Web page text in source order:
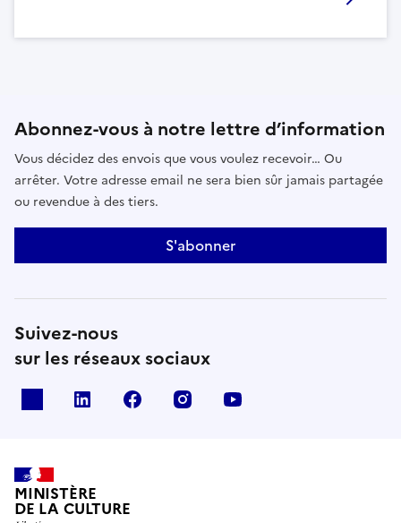
Abonnez-vous à notre lettre d’information
Vous décidez des envois que vous voulez recevoir… Ou
arrêter. Votre adresse email ne sera bien sûr jamais partagée
ou revendue à des tiers.
S'abonner
Suivez-nous
sur les réseaux sociaux
linkedin facebook instagram
MINISTÈRE
DE LA CULTURE